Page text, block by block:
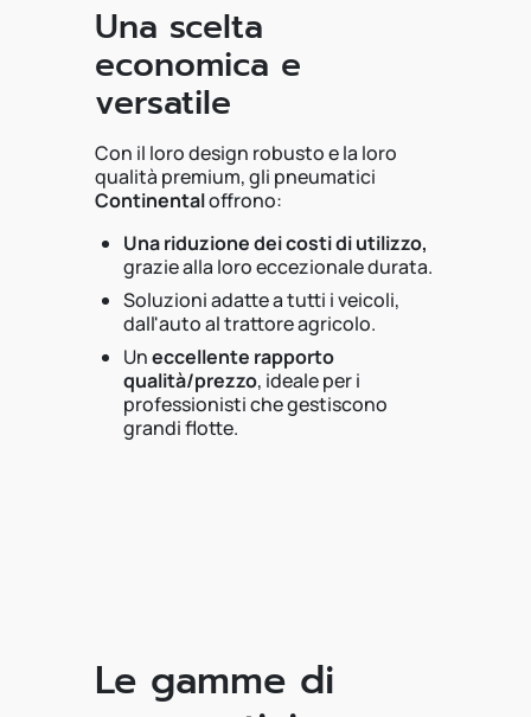
Una scelta
economica e
versatile
Con il loro design robusto e la loro
qualità premium, gli pneumatici
Continentaloffrono:
Una riduzione dei costi di utilizzo,
grazie alla loro eccezionale durata.
Soluzioni adatte a tutti i veicoli,
dall'auto al trattore agricolo.
Uneccellente rapporto
qualità/prezzo, ideale per i
professionisti che gestiscono
grandi flotte.
Le gamme di